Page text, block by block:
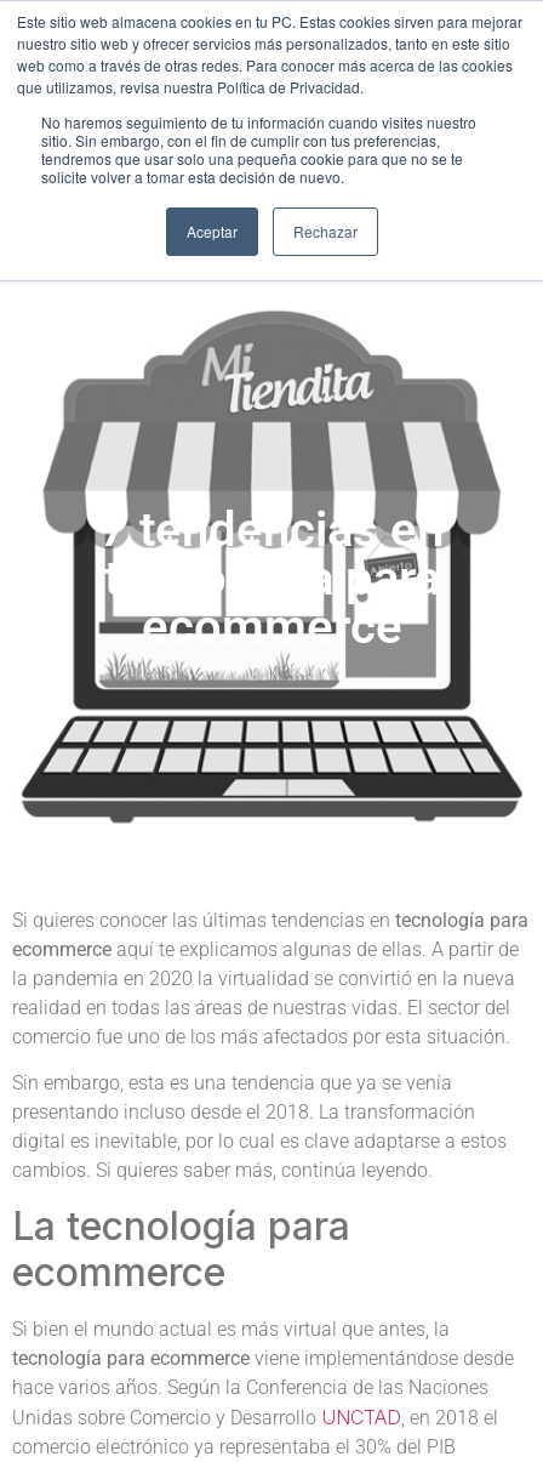
Este sitio web almacena cookies en tu PC. Estas cookies sirven para mejorar
nuestro sitio web y ofrecer servicios más personalizados, tanto en este sitio
web como a través de otras redes. Para conocer más acerca de las cookies
que utilizamos, revisa nuestra Política de Privacidad.
No haremos seguimiento de tu información cuando visites nuestro
sitio. Sin embargo, con el fin de cumplir con tus preferencias,
tendremos que usar solo una pequeña cookie para que no se te
solicite volver a tomar esta decisión de nuevo.
Aceptar Rechazar
7 tendencias en
tecnología para
ecommerce
Si quieres conocer las últimas tendencias en tecnología para
ecommerce aquí te explicamos algunas de ellas. A partir de
la pandemia en 2020 la virtualidad se convirtió en la nueva
realidad en todas las áreas de nuestras vidas. El sector del
comercio fue uno de los más afectados por esta situación.
Sin embargo, esta es una tendencia que ya se venía
presentando incluso desde el 2018. La transformación
digital es inevitable, por lo cual es clave adaptarse a estos
cambios. Si quieres saber más, continúa leyendo.
La tecnología para
ecommerce
Si bien el mundo actual es más virtual que antes, la
tecnología para ecommerce viene implementándose desde
hace varios años. Según la Conferencia de las Naciones
Unidas sobre Comercio y Desarrollo UNCTAD, en 2018 el
comercio electrónico ya representaba el 30% del PIB